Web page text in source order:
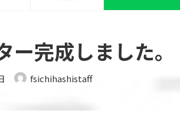
完成しました。
fsichihashistaff